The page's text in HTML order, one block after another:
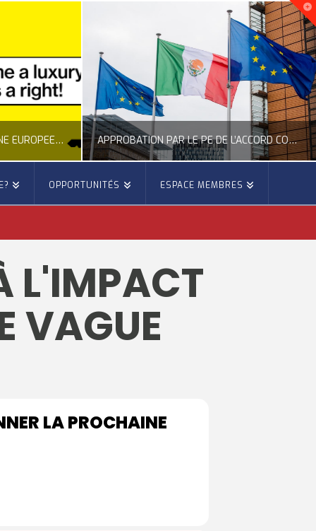
NOUVELLE INITIATIVE CITOYENNE EUROPÉENNE SUR LE LOGEMENT
LOGEMENT
APPROBATION PAR LE PE DE L’ACCORD COMMERCIAL ENTRE L’UE ET LE MEXIQUE
ACTION EXTÉRIEURE, ACTUALITÉ DE L'UNION EUROPÉENNE
JUILLET 22, 2026
OPPORTUNITÉS ESPACE MEMBRES
L'IMPACT
VAGUE
LA PROCHAINE